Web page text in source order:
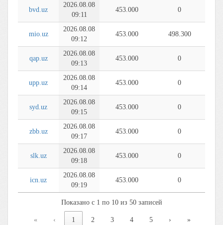
bvd.uz
2026.08.08
09:11
453.000 0
mio.uz
2026.08.08
09:12
453.000 498.300
qap.uz
2026.08.08
09:13
453.000 0
upp.uz
2026.08.08
09:14
453.000 0
syd.uz
2026.08.08
09:15
453.000 0
zbb.uz
2026.08.08
09:17
453.000 0
slk.uz
2026.08.08
09:18
453.000 0
icn.uz
2026.08.08
09:19
453.000 0
Показано с 1 по 10 из 50 записей
« ‹ 1 2 3 4 5 › »